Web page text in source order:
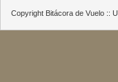
Copyright Bitácora de Vuelo ::